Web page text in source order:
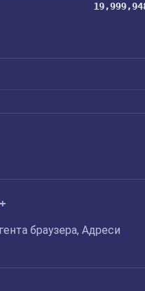
браузера, Адреси